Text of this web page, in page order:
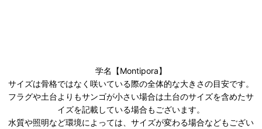
学名【Montipora】
サイズは骨格ではなく咲いている際の全体的な大きさの目安です。
フラグや土台よりもサンゴが小さい場合は土台のサイズを含めたサ
イズを記載している場合もございます。
水質や照明など環境によっては、サイズが変わる場合などもござい